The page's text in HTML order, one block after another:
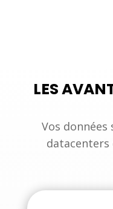
LES
Vos données
datacenters